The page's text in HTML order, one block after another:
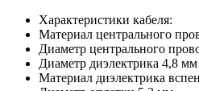
Характеристики кабеля:
Материал центрального
Диаметр центрального
Диаметр диэлектрика 4,8 мм
Материал диэлектрика